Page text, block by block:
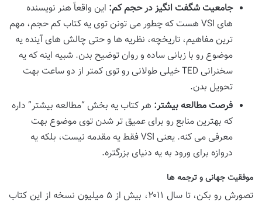
جامعیت شگفت انگیز در حجم کم: این واقعاً هنر نویسنده
های VSI هست که چطور می تونن توی یه کتاب کم حجم، مهم
ترین مفاهیم، تاریخچه، نظریه ها و حتی چالش های آینده یه
موضوع رو با زبانی ساده و روان توضیح بدن. شبیه اینه که یه
سخنرانی TED خیلی طولانی رو توی کمتر از دو ساعت بهت
تحویل بدن.
فرصت مطالعه بیشتر: هر کتاب یه بخش “مطالعه بیشتر” داره
که بهترین منابع رو برای عمیق تر شدن توی موضوع بهت
معرفی می کنه. یعنی VSI فقط یه مقدمه نیست، بلکه یه
دروازه برای ورود به یه دنیای بزرگتره.
موفقیت جهانی و ترجمه ها
تصورش رو بکن، تا سال ۲۰۱۱، بیش از ۵ میلیون نسخه از این کتاب